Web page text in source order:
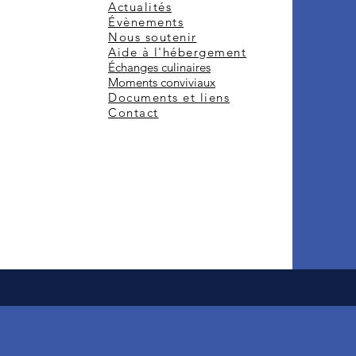
Actualités
Évènements
Nous soutenir
Aide à l'hébergement
Échanges culinaires
Moments conviviaux
Documents et liens
Contact